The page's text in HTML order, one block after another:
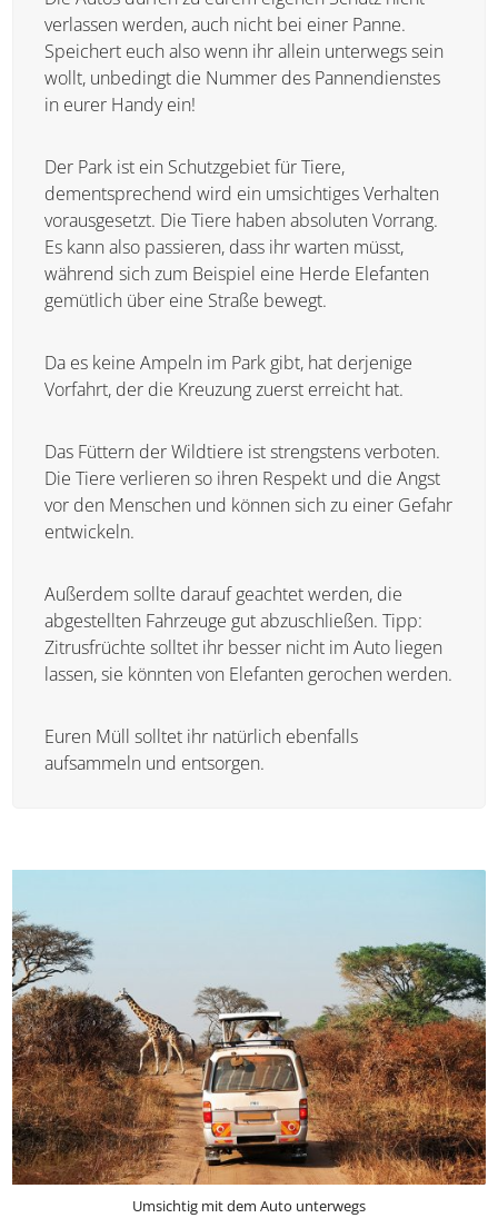
Die Autos dürfen zu eurem eigenen Schutz nicht
verlassen werden, auch nicht bei einer Panne.
Speichert euch also wenn ihr allein unterwegs
sein wollt, unbedingt die Nummer des
Der Park ist ein Schutzgebiet für Tiere,
dementsprechend wird ein umsichtiges
Verhalten vorausgesetzt. Die Tiere haben
absoluten Vorrang. Es kann also passieren, dass
ihr warten müsst, während sich zum Beispiel eine
Das Füttern der Wildtiere ist strengstens
verboten. Die Tiere verlieren so ihren Respekt
Außerdem sollte darauf geachtet werden, die
abgestellten Fahrzeuge gut abzuschließen. Tipp:
werden.